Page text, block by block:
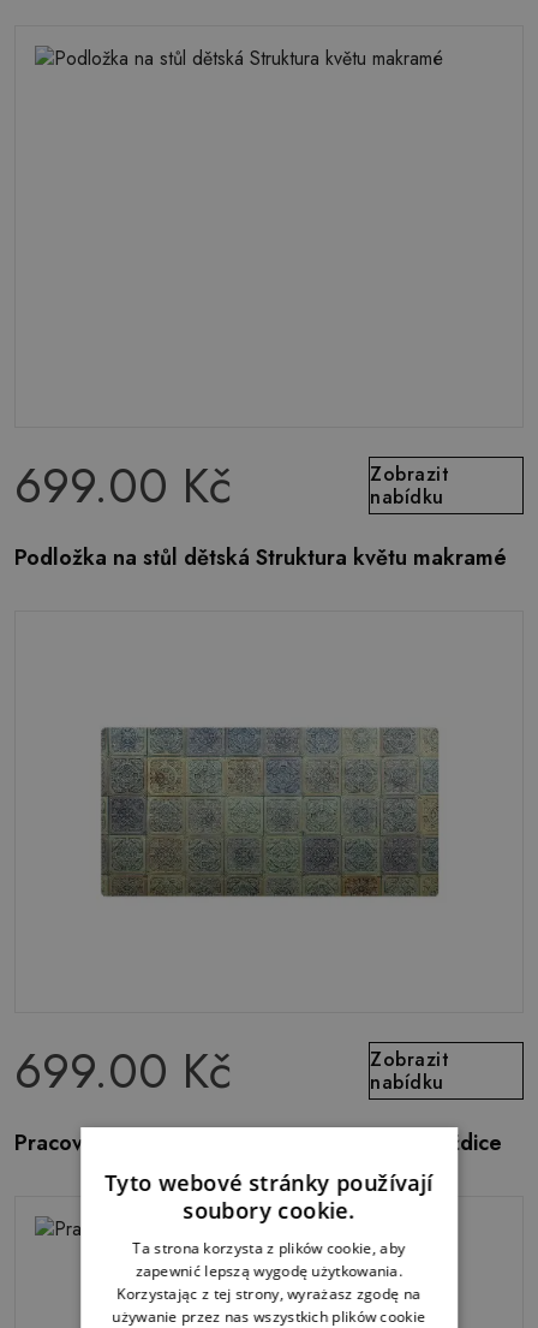
699.00 Kč
Zobrazit
nabídku
Podložka na stůl dětská Struktura květu makramé
699.00 Kč
Zobrazit
nabídku
Pracovní podložka na stůl Retro vintage dlaždice
Tyto webové stránky používají
soubory cookie.
Ta strona korzysta z plików cookie, aby
zapewnić lepszą wygodę użytkowania.
Korzystając z tej strony, wyrażasz zgodę na
używanie przez nas wszystkich plików cookie